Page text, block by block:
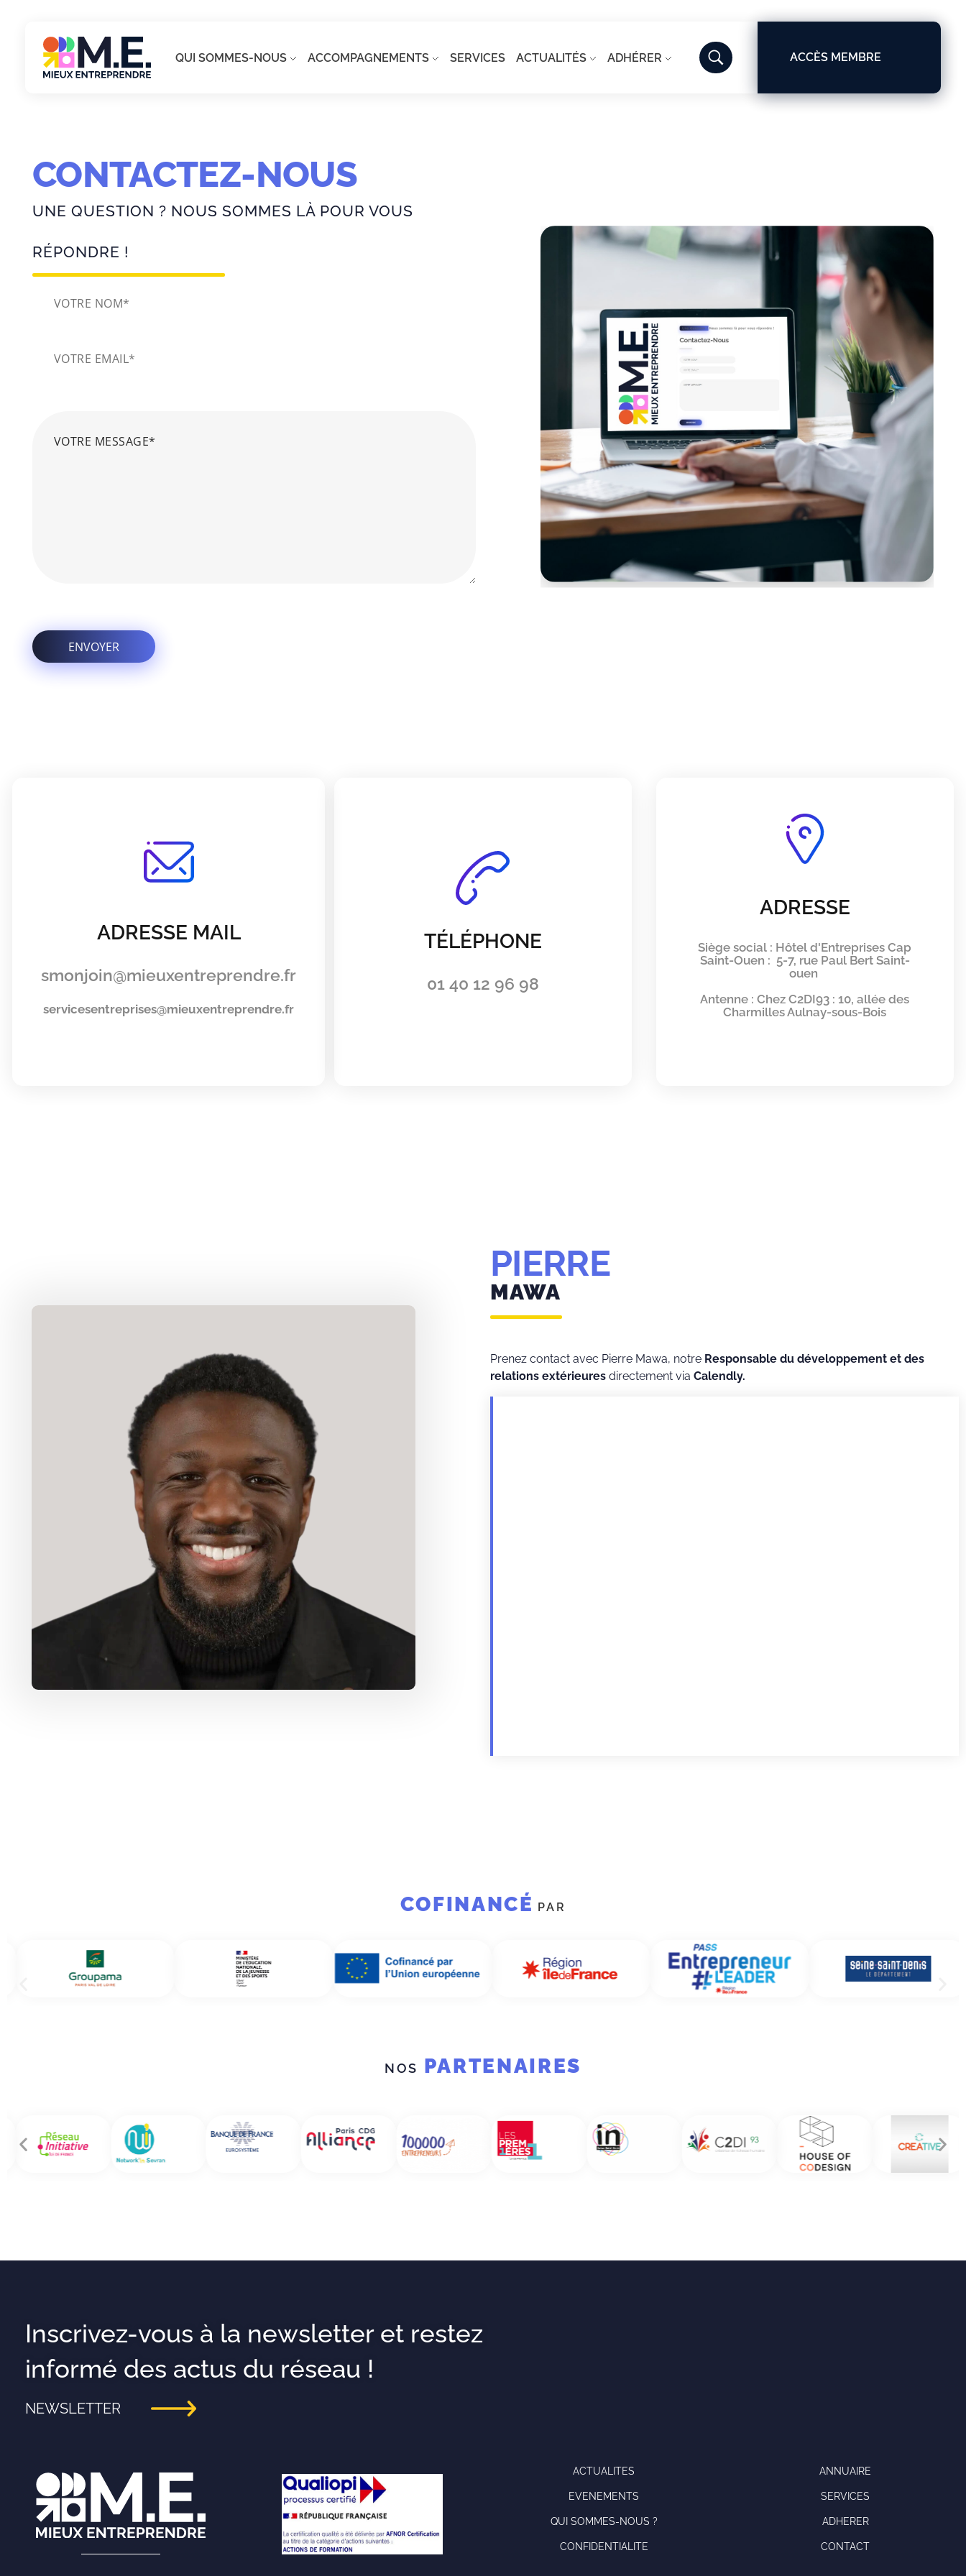
QUI SOMMES-NOUS ACCOMPAGNEMENTS SERVICES ACTUALITÉS ADHÉRER ACCÈS MEMBRE
CONTACTEZ-NOUS
UNE QUESTION ? NOUS SOMMES LÀ POUR VOUS
RÉPONDRE !
ADRESSE MAIL
smonjoin@mieuxentreprendre.fr
servicesentreprises@mieuxentreprendre.fr
TÉLÉPHONE
01 40 12 96 98
ADRESSE
Siège social : Hôtel d'Entreprises Cap
Saint-Ouen : 5-7, rue Paul Bert Saint-
ouen
Antenne : Chez C2DI93 : 10, allée des
Charmilles Aulnay-sous-Bois
PIERRE
MAWA
Prenez contact avec Pierre Mawa, notre Responsable du développement et des
relations extérieures directement via Calendly.
COFINANCÉ PAR
NOS PARTENAIRES
Inscrivez-vous à la newsletter et restez
informé des actus du réseau !
NEWSLETTER
ACTUALITES
EVENEMENTS
QUI SOMMES-NOUS ?
CONFIDENTIALITE
ANNUAIRE
SERVICES
ADHERER
CONTACT